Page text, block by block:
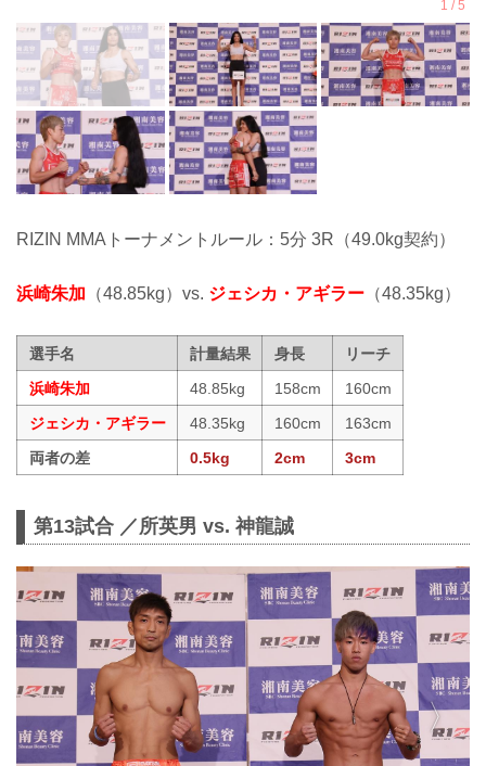
RIZIN MMAトーナメントルール：5分 3R（49.0kg契約）
浜崎朱加 （48.85kg）vs. ジェシカ・アギラー （48.35kg）
選手名 計量結果 身長
リーチ
浜崎朱加
48.85kg 158cm
160cm
ジェシカ・アギラー
48.35kg 160cm
163cm
両者の差
0.5kg 2cm 3cm
第13試合 ／所英男 vs. 神龍誠